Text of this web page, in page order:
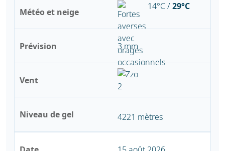
Météo et neige
Prévision
Vent
Niveau de gel
14°C /29°C
3 mm
4221 mètres